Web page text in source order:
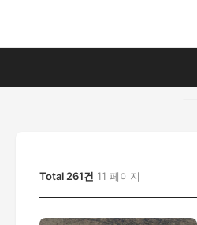
Total 261건 11 페이지